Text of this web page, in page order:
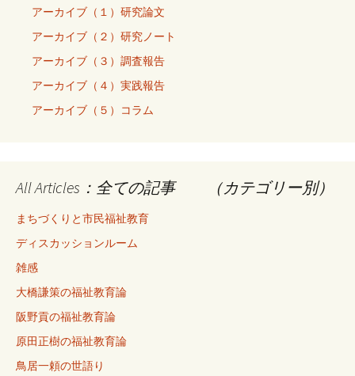
アーカイブ（１）研究論文
アーカイブ（２）研究ノート
アーカイブ（３）調査報告
アーカイブ（４）実践報告
アーカイブ（５）コラム
All Articles：全ての記事 （カテゴリー別）
まちづくりと市民福祉教育
ディスカッションルーム
雑感
大橋謙策の福祉教育論
阪野貢の福祉教育論
原田正樹の福祉教育論
鳥居一頼の世語り